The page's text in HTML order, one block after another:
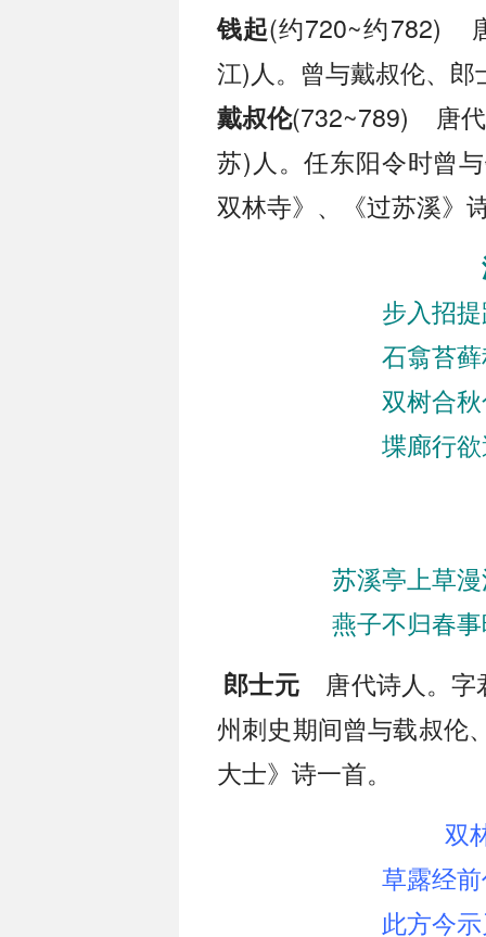
钱起(约720~约782)
江)人。曾与戴叔伦、郎
戴叔伦(732~789) 唐代
苏)人。任东阳令时曾
双林寺》、《过苏溪》
步入招
石翕苔
双树合
堞廊行
苏溪亭上草
燕子不归春
郎士元唐代诗人。字
州刺史期间曾与载叔伦
大士》诗一首。
双
草露经
此方今